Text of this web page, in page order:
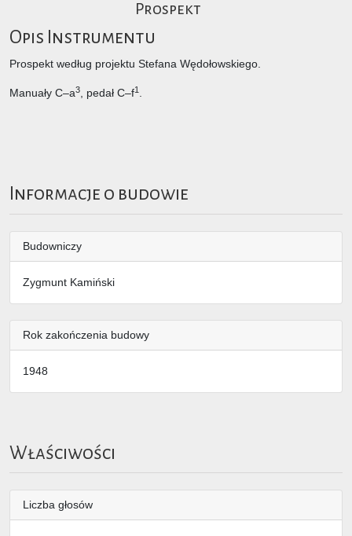
Prospekt
Opis Instrumentu
Prospekt według projektu Stefana Wędołowskiego.
Manuały C–a3 , pedał C–f1
Informacje o budowie
Budowniczy
Zygmunt Kamiński
Rok zakończenia budowy
1948
Właściwości
Liczba głosów